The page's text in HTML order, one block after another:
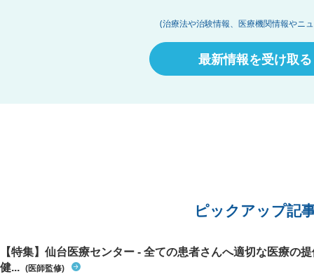
(治療法や治験情報、医療機関情報やニ
最新情報を受け取る
ピックアップ記
【特集】仙台医療センター - 全ての患者さんへ適切な医療の
健... (医師監修)